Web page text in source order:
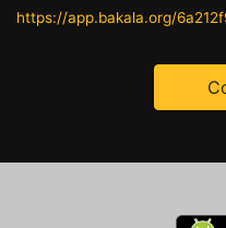
https://app.bakala.org/